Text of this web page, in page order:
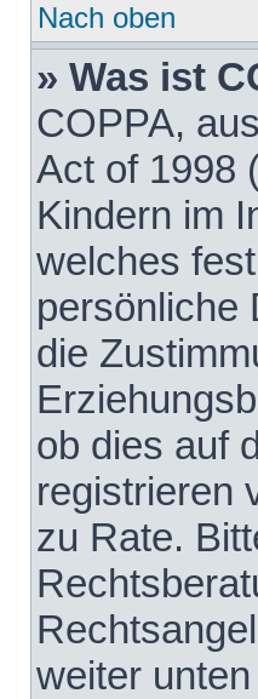
Nach oben
» Was ist
COPPA,
Act of 1998
Kindern im
welches
persönliche
die
ob dies auf
registrieren
zu Rate.
weiter